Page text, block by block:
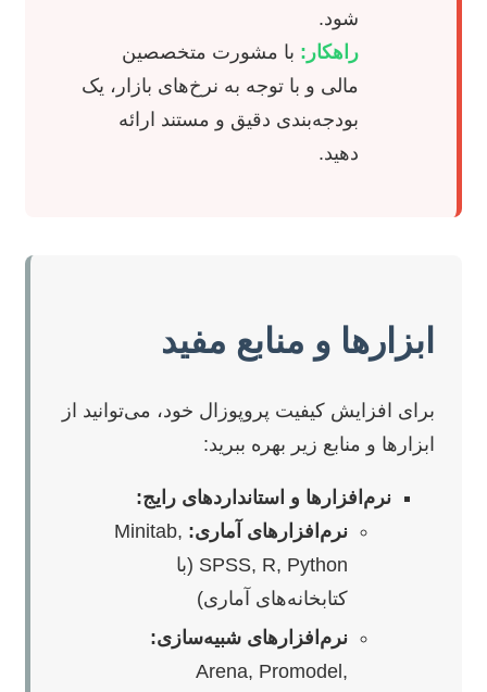
شود.
راهکار: با مشورت متخصصین
مالی و با توجه به نرخ‌های بازار، یک
بودجه‌بندی دقیق و مستند ارائه
دهید.
ابزارها و منابع مفید
برای افزایش کیفیت پروپوزال خود، می‌توانید از
ابزارها و منابع زیر بهره ببرید:
نرم‌افزارها و استانداردهای رایج:
نرم‌افزارهای آماری: Minitab,
SPSS, R, Python (با
کتابخانه‌های آماری)
نرم‌افزارهای شبیه‌سازی:
Arena, Promodel,